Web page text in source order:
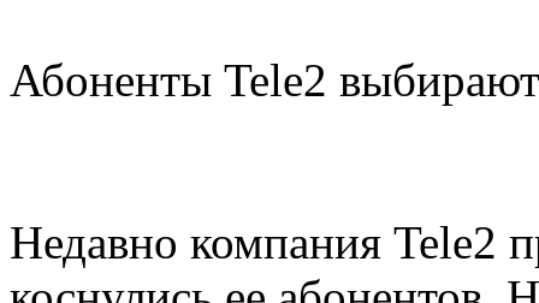
Абоненты Tele2
Недавно компания Tele2